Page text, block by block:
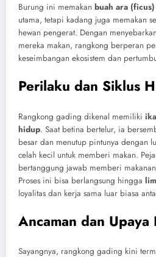
Burung ini memakan buah ara (ficus)
utama, tetapi kadang juga memakan
hewan pengerat. Dengan
mereka makan, rangkong berperan
keseimbangan ekosistem dan
Perilaku dan Siklus
Rangkong gading dikenal memiliki
hidup. Saat betina bertelur, ia
besar dan menutup pintunya dengan
celah kecil untuk memberi makan.
bertanggung jawab memberi
Proses ini bisa berlangsung hingga
loyalitas dan kerja sama luar biasa
Ancaman dan Upaya
Sayangnya, rangkong gading kini